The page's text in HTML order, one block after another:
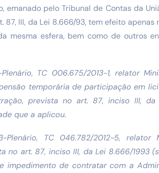
emanado pelo Tribunal de Contas da
87, III, da Lei 8.666/93, tem efeito
mesma esfera, bem como de outros
TC 006.675/2013-1, relator
temporária de participação em
prevista no art. 87, inciso III, da
que a aplicou.
Plenário, TC 046.782/2012-5, relator
no art. 87, inciso III, da Lei 8.666/1993
impedimento de contratar com a